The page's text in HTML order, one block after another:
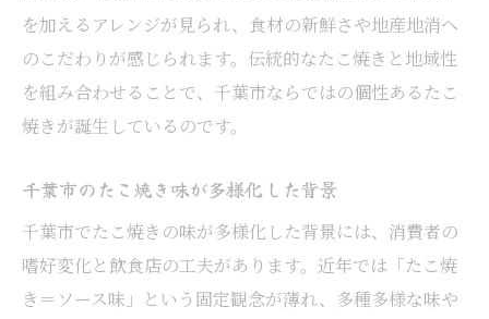
千葉市流たこ焼きアレンジの実例紹介
自宅で簡単に真似できるたこ焼きアレンジ
たこ焼きアレンジのコツと楽しむ秘訣
地元素材で楽しむ新感覚のたこ焼き体験
地元素材が加わることで変わるたこ焼き味
たこ焼きに合う千葉市産食材の選び方
旬の食材を使った季節限定たこ焼き体験
を加えるアレンジが見られ、食材の新鮮さや地産地消へ
のこだわりが感じられます。伝統的なたこ焼きと地域性
を組み合わせることで、千葉市ならではの個性あるたこ
焼きが誕生しているのです。
千葉市のたこ焼き味が多様化した背景
千葉市でたこ焼きの味が多様化した背景には、消費者の
嗜好変化と飲食店の工夫があります。近年では「たこ焼
き＝ソース味」という固定観念が薄れ、多種多様な味や